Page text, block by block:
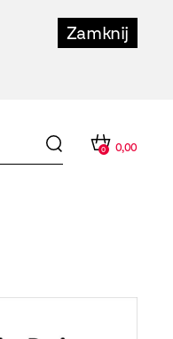
Zamknij
0 0,00